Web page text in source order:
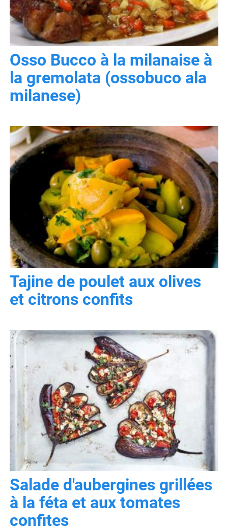
Osso Bucco à la milanaise à
la gremolata (ossobuco ala
milanese)
Tajine de poulet aux olives
et citrons confits
Salade d'aubergines grillées
à la féta et aux tomates
confites